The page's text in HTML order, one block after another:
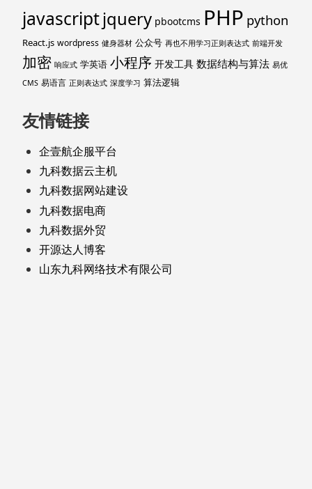
javascriptjquery pbootcms PHP python
React.js wordpress 健身器材 公众号 再也不用学习正则表达式 前端开发
加密 响应式 学英语 小程序 开发工具 数据结构与算法 易优
CMS 易语言 正则表达式 深度学习 算法逻辑
友情链接
企壹航企服平台
九科数据云主机
九科数据网站建设
九科数据电商
九科数据外贸
开源达人博客
山东九科网络技术有限公司